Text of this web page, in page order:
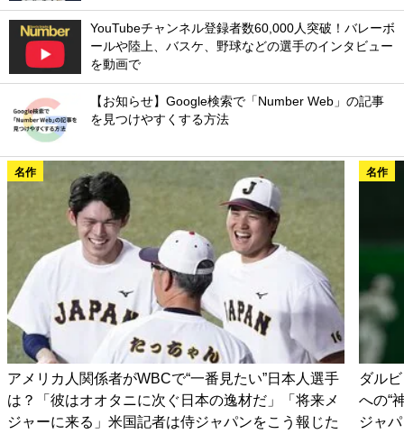
YouTubeチャンネル登録者数60,000人突破！バレーボ
ールや陸上、バスケ、野球などの選手のインタビュー
を動画で
【お知らせ】Google検索で「Number Web」の記事
を見つけやすくする方法
名作
アメリカ人関係者がWBCで“一番見たい”日本人選手
は？「彼はオオタニに次ぐ日本の逸材だ」「将来メ
ジャーに来る」米国記者は侍ジャパンをこう報じた
名作
ダル
への“
ジャ